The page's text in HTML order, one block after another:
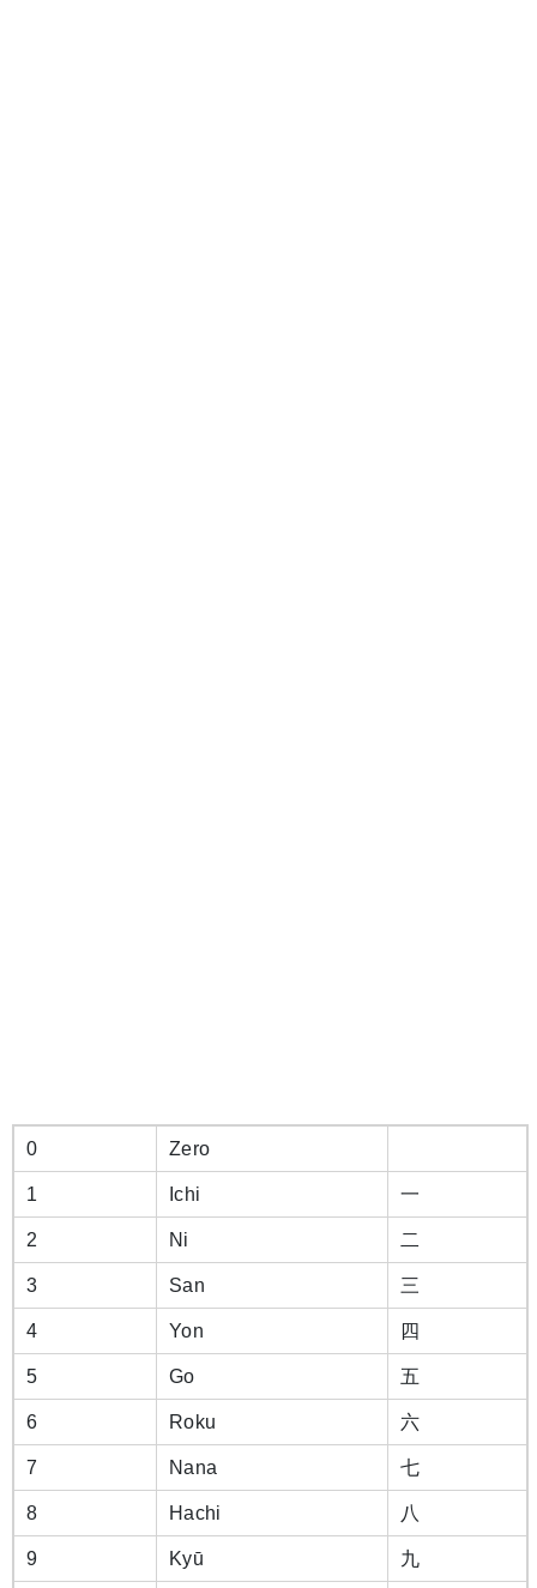
0 Zero
1 Ichi 一
2 Ni 二
3 San 三
4 Yon 四
5 Go 五
6 Roku 六
7 Nana 七
8 Hachi 八
9 Kyū 九